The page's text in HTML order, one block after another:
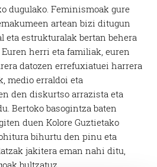
dugulako. Feminismoak gure
artean bizi ditugun
eta estrukturalak bertan behera
herri eta familiak, euren
datozen errefuxiatuei harrera
medio erraldoi eta
den diskurtso arrazista eta
Bertoko basogintza baten
duen Kolore Guztietako
bihurtu den pinu eta
jakitera eman nahi ditu,